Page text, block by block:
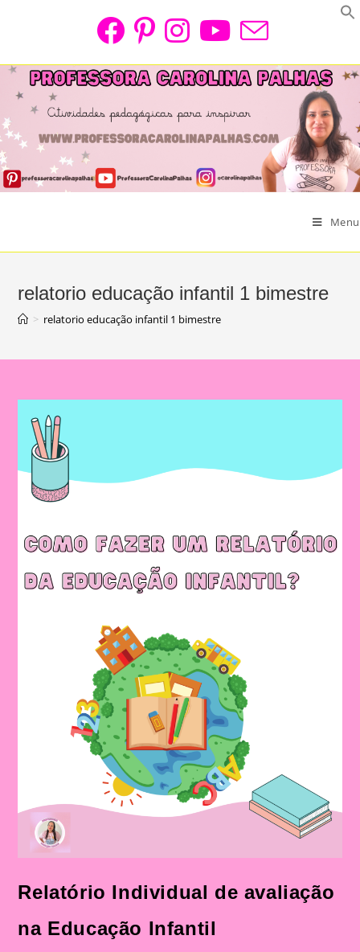
Menu
relatorio educação infantil 1 bimestre
> relatorio educação infantil 1 bimestre
Relatório Individual de avaliação
na Educação Infantil